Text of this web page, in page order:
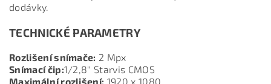
dodávky.
TECHNICKÉ PARAMETRY
Rozlišení snímače: 2 Mpx
Snímací čip:1/2,8" Starvis CMOS
Maximální rozlišení: 1920 x 1080